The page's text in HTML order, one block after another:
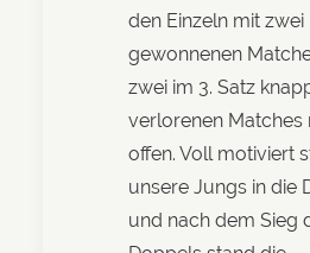
den Einzeln mit zwei
gewonnenen
zwei im 3. Satz
verlorenen Matches
offen. Voll motiviert
unsere Jungs in die
und nach dem Sieg